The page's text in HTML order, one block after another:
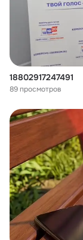
18802917247491
89 просмотров